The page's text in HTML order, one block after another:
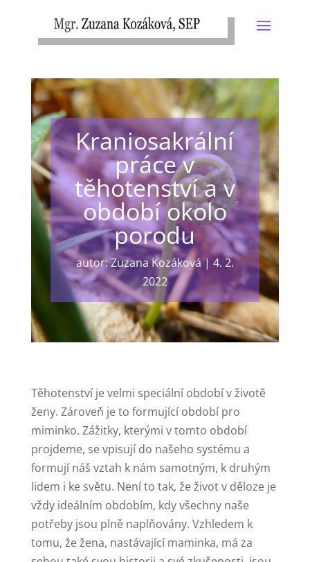
Kraniosakrální
práce v
těhotenství a v
období okolo
porodu
autor:Zuzana Kozáková| 4. 2.
2022
Těhotenství je velmi speciální období v životě
ženy. Zároveň je to formující období pro
miminko. Zážitky, kterými v tomto období
projdeme, se vpisují do našeho systému a
formují náš vztah k nám samotným, k druhým
lidem i ke světu. Není to tak, že život v děloze je
vždy ideálním obdobím, kdy všechny naše
potřeby jsou plně naplňovány. Vzhledem k
tomu, že žena, nastávající maminka, má za